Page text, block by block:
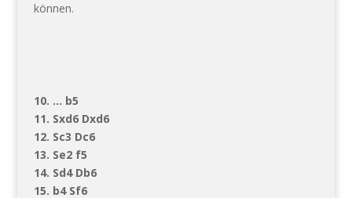
können.
10. … b5
11. Sxd6 Dxd6
12. Sc3 Dc6
13. Se2 f5
14. Sd4 Db6
15. b4 Sf6